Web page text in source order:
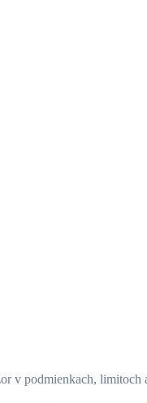
v podmienkach, limitoch